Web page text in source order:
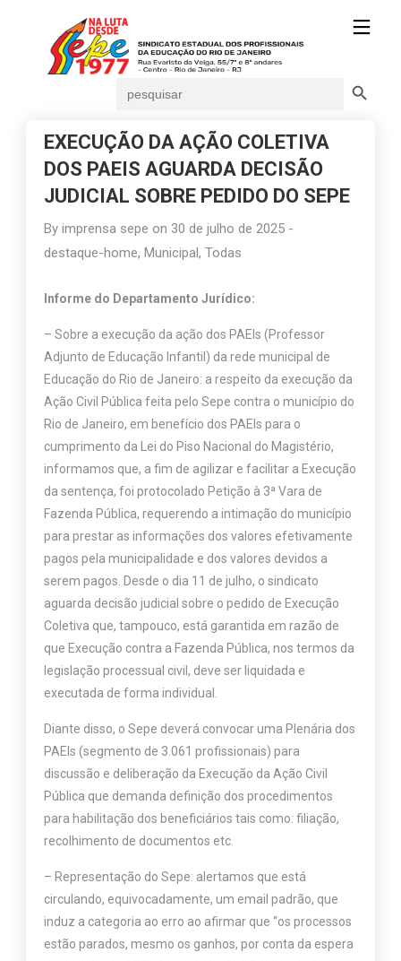
for:
EXECUÇÃO DA AÇÃO COLETIVA
DOS PAEIS AGUARDA DECISÃO
JUDICIAL SOBRE PEDIDO DO SEPE
Byimprensa sepe on 30 de julho de 2025 -
destaque-home,Municipal,Todas
Informe do Departamento Jurídico:
– Sobre a execução da ação dos PAEIs (Professor
Adjunto de Educação Infantil) da rede municipal de
Educação do Rio de Janeiro: a respeito da execução da
Ação Civil Pública feita pelo Sepe contra o município do
Rio de Janeiro, em benefício dos PAEIs para o
cumprimento da Lei do Piso Nacional do Magistério,
informamos que, a fim de agilizar e facilitar a Execução
da sentença, foi protocolado Petição à 3ª Vara de
Fazenda Pública, requerendo a intimação do município
para prestar as informações dos valores efetivamente
pagos pela municipalidade e dos valores devidos a
serem pagos. Desde o dia 11 de julho, o sindicato
aguarda decisão judicial sobre o pedido de Execução
Coletiva que, tampouco, está garantida em razão de
que Execução contra a Fazenda Pública, nos termos da
legislação processual civil, deve ser liquidada e
executada de forma individual.
Diante disso, o Sepe deverá convocar uma Plenária dos
PAEIs (segmento de 3.061 profissionais) para
discussão e deliberação da Execução da Ação Civil
Pública que demanda definição dos procedimentos
para habilitação dos beneficiários tais como: filiação,
recolhimento de documentos etc.
– Representação do Sepe: alertamos que está
circulando, equivocadamente, um email padrão, que
induz a categoria ao erro ao afirmar que “os processos
estão parados, mesmo os ganhos, por conta da espera